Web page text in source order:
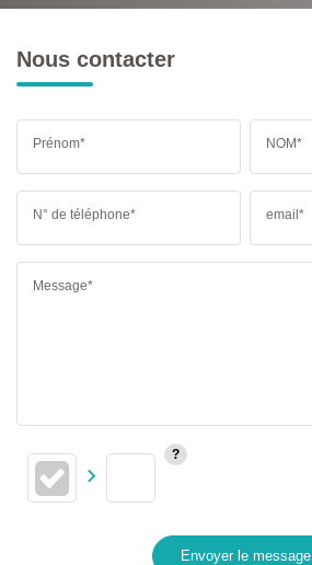
Nous contacter
Prénom* NOM*
N° de téléphone* email*
Message*
Envoyer le message